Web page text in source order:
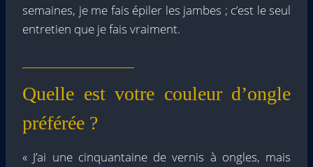
semaines, je me fais épiler les jambes ; c’est le seul
entretien que je fais vraiment.
Quelle est votre couleur d’ongle
préférée ?
« J’ai une cinquantaine de vernis à ongles, mais